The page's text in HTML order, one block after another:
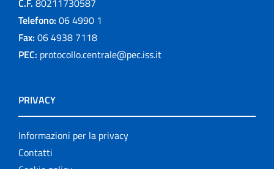
Telefono: 06 4990 1
Fax: 06 4938 7118
PEC: protocollo.centrale@pec.iss.it
PRIVACY
Informazioni per la privacy
Contatti